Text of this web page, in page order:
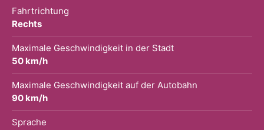
Fahrtrichtung
Rechts
Maximale Geschwindigkeit in der Stadt
50 km/h
Maximale Geschwindigkeit auf der Autobahn
90 km/h
Sprache